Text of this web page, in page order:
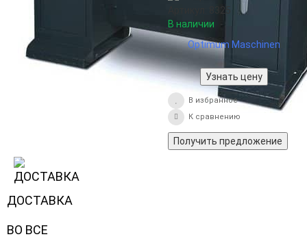
Артикул: 8325
В наличии
Optimum Maschinen
Узнать цену
В избранное
К сравнению
Получить предложение
ДОСТАВКА
ВО ВСЕ